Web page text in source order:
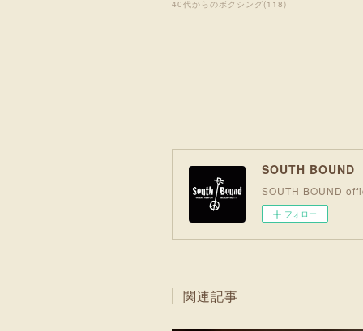
40代からのボクシング(118)
SOUTH BOUND
SOUTH BOUND
フォロー
関連記事